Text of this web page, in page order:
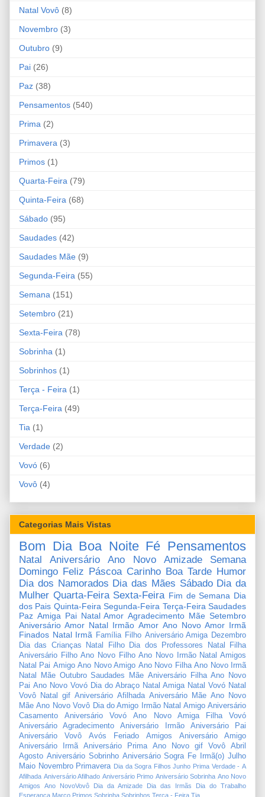
Natal Vovô (8)
Novembro (3)
Outubro (9)
Pai (26)
Paz (38)
Pensamentos (540)
Prima (2)
Primavera (3)
Primos (1)
Quarta-Feira (79)
Quinta-Feira (68)
Sábado (95)
Saudades (42)
Saudades Mãe (9)
Segunda-Feira (55)
Semana (151)
Setembro (21)
Sexta-Feira (78)
Sobrinha (1)
Sobrinhos (1)
Terça - Feira (1)
Terça-Feira (49)
Tia (1)
Verdade (2)
Vovó (6)
Vovô (4)
Categorias Mais Vistas
Bom Dia Boa Noite Fé Pensamentos
Natal Aniversário Ano Novo Amizade
Semana
Domingo Feliz Páscoa Carinho Boa Tarde Humor
Dia dos Namorados Dia das Mães Sábado Dia da
Mulher Quarta-Feira Sexta-Feira Fim de Semana Dia
dos Pais Quinta-Feira Segunda-Feira Terça-Feira Saudades
Paz Amiga Pai Natal Amor Agradecimento Mãe Setembro
Aniversário Amor Natal Irmão Amor Ano Novo Amor Irmã
Finados Natal Irmã Família Filho Aniversário Amiga Dezembro
Dia das Crianças
Natal Filho Dia dos Professores
Natal Filha
Aniversário Filho Ano Novo Filho Ano Novo Irmão Natal Amigos
Natal Pai Amigo Ano Novo Amigo Ano Novo Filha Ano Novo Irmã
Natal Mãe Outubro Saudades Mãe Aniversário Filha Ano Novo
Pai Ano Novo Vovó Dia do Abraço Natal Amiga Natal Vovó Natal
Vovô
Natal gif Aniversário Afilhada Aniversário Mãe Ano Novo
Mãe Ano Novo Vovô Dia do Amigo Irmão Natal Amigo Aniversário
Casamento
Aniversário Vovó Ano Novo Amiga Filha
Vovó
Aniversário Agradecimento
Aniversário Irmão
Aniversário Pai
Aniversário Vovô
Avós Feriado Amigos
Aniversário Amigo
Aniversário Irmã
Aniversário Prima Ano Novo gif Vovô
Abril
Agosto Aniversário Sobrinho Aniversário Sogra Fe Irmã(o) Julho
Maio Novembro Primavera Dia da Sogra Filhos Junho Prima Verdade - A
Afilhada Aniversário Afilhado Aniversário Primo Aniversário Sobrinha Ano Novo
Amigos
Ano NovoVovô Dia da Amizade Dia das Irmãs
Dia do Trabalho
Esperança Março Primos Sobrinha Sobrinhos Terça - Feira Tia